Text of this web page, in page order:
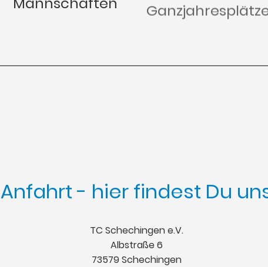
Anfahrt - hier findest Du
TC Schechingen e.V.
Albstraße 6
73579 Schechingen